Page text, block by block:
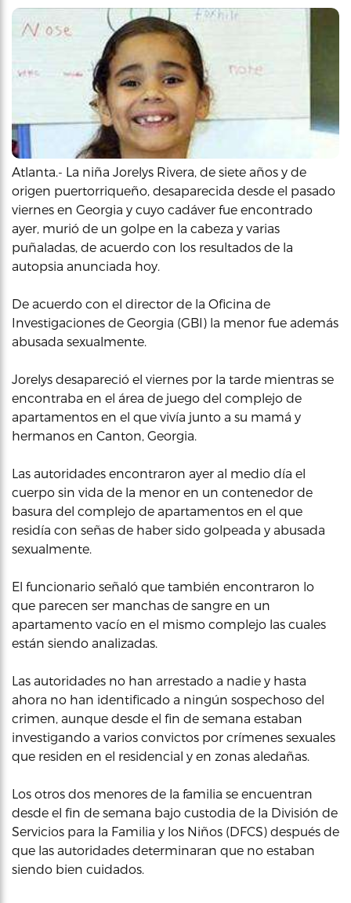
Atlanta.- La niña Jorelys Rivera, de siete años y de
origen puertorriqueño, desaparecida desde el pasado
viernes en Georgia y cuyo cadáver fue encontrado
ayer, murió de un golpe en la cabeza y varias
puñaladas, de acuerdo con los resultados de la
autopsia anunciada hoy.
De acuerdo con el director de la Oficina de
Investigaciones de Georgia (GBI) la menor fue además
abusada sexualmente.
Jorelys desapareció el viernes por la tarde mientras se
encontraba en el área de juego del complejo de
apartamentos en el que vivía junto a su mamá y
hermanos en Canton, Georgia.
Las autoridades encontraron ayer al medio día el
cuerpo sin vida de la menor en un contenedor de
basura del complejo de apartamentos en el que
residía con señas de haber sido golpeada y abusada
sexualmente.
El funcionario señaló que también encontraron lo
que parecen ser manchas de sangre en un
apartamento vacío en el mismo complejo las cuales
están siendo analizadas.
Las autoridades no han arrestado a nadie y hasta
ahora no han identificado a ningún sospechoso del
crimen, aunque desde el fin de semana estaban
investigando a varios convictos por crímenes sexuales
que residen en el residencial y en zonas aledañas.
Los otros dos menores de la familia se encuentran
desde el fin de semana bajo custodia de la División de
Servicios para la Familia y los Niños (DFCS) después de
que las autoridades determinaran que no estaban
siendo bien cuidados.